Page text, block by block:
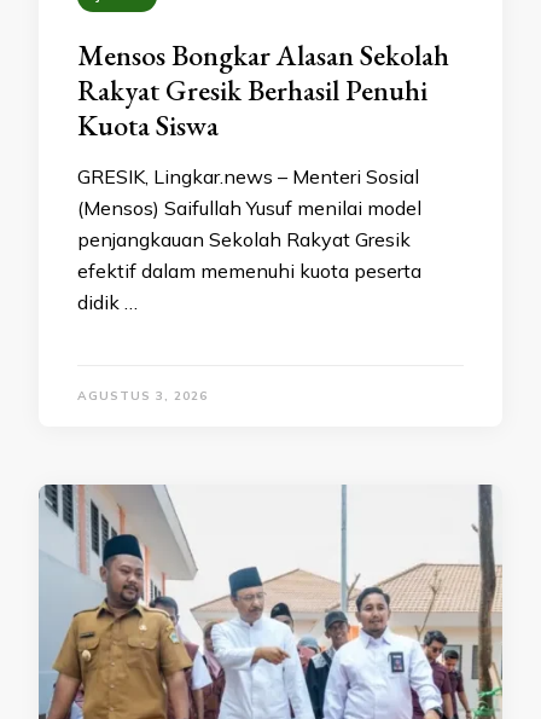
Mensos Bongkar Alasan Sekolah
Rakyat Gresik Berhasil Penuhi
Kuota Siswa
GRESIK, Lingkar.news – Menteri Sosial
(Mensos) Saifullah Yusuf menilai model
penjangkauan Sekolah Rakyat Gresik
efektif dalam memenuhi kuota peserta
didik …
AGUSTUS 3, 2026